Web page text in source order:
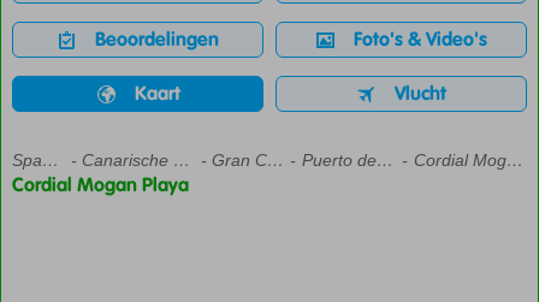
Beoordelingen Foto's & Video's
Kaart Vlucht
Home Spanje Canarische Eilanden Gran Canaria Puerto de Mogan Cordial Mogan Playa
Cordial Mogan Playa